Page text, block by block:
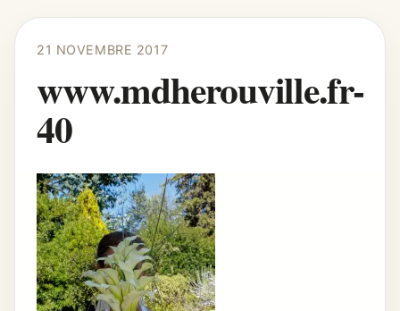
21 NOVEMBRE 2017
www.mdherouville.fr-
40